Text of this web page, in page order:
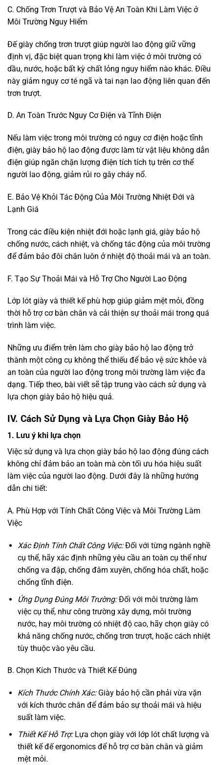
C. Chống Trơn Trượt và Bảo Vệ An Toàn Khi Làm Việc ở
Môi Trường Nguy Hiểm
Đế giày chống trơn trượt giúp người lao động giữ vững
định vị, đặc biệt quan trọng khi làm việc ở môi trường có
dầu, nước, hoặc bất kỳ chất lỏng nguy hiểm nào khác. Điều
này giảm nguy cơ té ngã và tai nạn lao động liên quan đến
trơn trượt.
D. An Toàn Trước Nguy Cơ Điện và Tĩnh Điện
Nếu làm việc trong môi trường có nguy cơ điện hoặc tĩnh
điện, giày bảo hộ lao động được làm từ vật liệu không dẫn
điện giúp ngăn chặn lượng điện tích tích tụ trên cơ thể
người lao động, giảm rủi ro gây cháy nổ.
E. Bảo Vệ Khỏi Tác Động Của Môi Trường Nhiệt Đới và
Lạnh Giá
Trong các điều kiện nhiệt đới hoặc lạnh giá, giày bảo hộ
chống nước, cách nhiệt, và chống tác động của môi trường
để đảm bảo đôi chân luôn ở nhiệt độ thoải mái và an toàn.
F. Tạo Sự Thoải Mái và Hỗ Trợ Cho Người Lao Động
Lớp lót giày và thiết kế phù hợp giúp giảm mệt mỏi, đồng
thời hỗ trợ cơ bàn chân và cải thiện sự thoải mái trong quá
trình làm việc.
Những ưu điểm trên làm cho giày bảo hộ lao động trở
thành một công cụ không thể thiếu để bảo vệ sức khỏe và
an toàn của người lao động trong môi trường làm việc đa
dạng. Tiếp theo, bài viết sẽ tập trung vào cách sử dụng và
lựa chọn giày bảo hộ hiệu quả.
IV. Cách Sử Dụng và Lựa Chọn Giày Bảo Hộ
1. Lưu ý khi lựa chọn
Việc sử dụng và lựa chọn giày bảo hộ lao động đúng cách
không chỉ đảm bảo an toàn mà còn tối ưu hóa hiệu suất
làm việc của người lao động. Dưới đây là những hướng
dẫn chi tiết:
A. Phù Hợp với Tính Chất Công Việc và Môi Trường Làm
Việc
Xác Định Tính Chất Công Việc:Đối với từng ngành nghề
cụ thể, hãy xác định những yêu cầu an toàn cụ thể như
chống va đập, chống đâm xuyên, chống hóa chất, hoặc
chống tĩnh điện.
Ứng Dụng Đúng Môi Trường:Đối với môi trường làm
việc cụ thể, như công trường xây dựng, môi trường
nước, hay môi trường có nhiệt độ cao, hãy chọn giày có
khả năng chống nước, chống trơn trượt, hoặc cách nhiệt
tùy thuộc vào yêu cầu.
B. Chọn Kích Thước và Thiết Kế Đúng
Kích Thước Chính Xác:Giày bảo hộ cần phải vừa vặn
với kích thước chân để đảm bảo sự thoải mái và hiệu
suất làm việc.
Thiết Kế Hỗ Trợ:Lựa chọn giày với lớp lót chất lượng và
thiết kế đế ergonomics để hỗ trợ cơ bàn chân và giảm
mệt mỏi.